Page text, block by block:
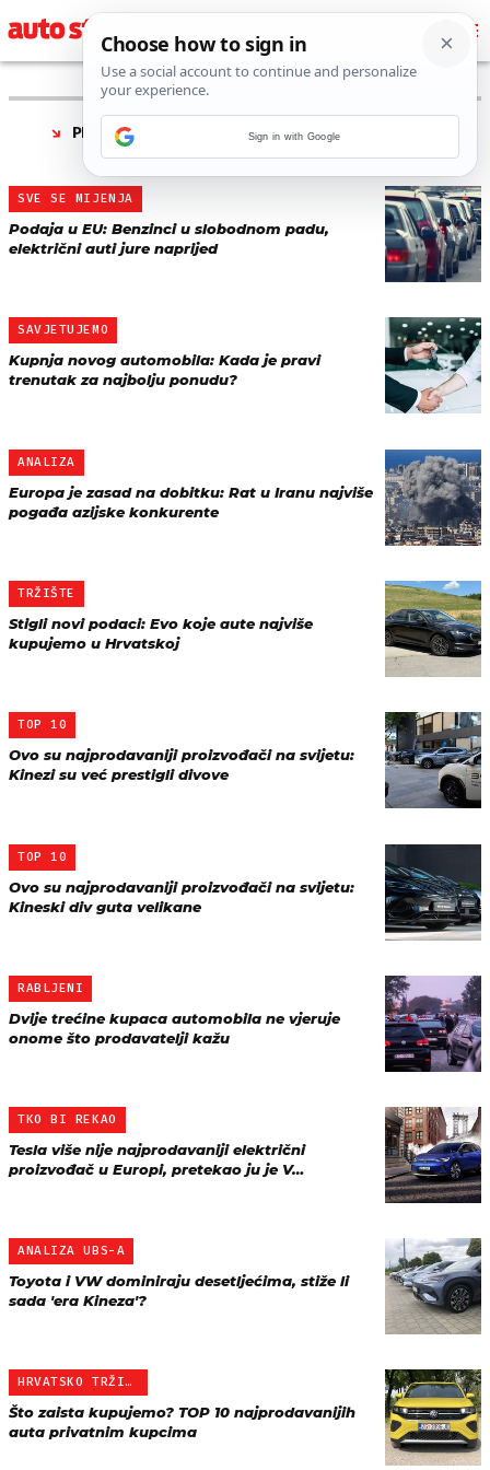
PRONAĐENO 107 REZULTATA ZA TAG “
AUTOMOBILA”
SVE SE MIJENJA
Podaja u EU: Benzinci u slobodnom padu,
električni auti jure naprijed
SAVJETUJEMO
Kupnja novog automobila: Kada je pravi
trenutak za najbolju ponudu?
ANALIZA
Europa je zasad na dobitku: Rat u Iranu najviše
pogađa azijske konkurente
TRŽIŠTE
Stigli novi podaci: Evo koje aute najviše
kupujemo u Hrvatskoj
TOP 10
Ovo su najprodavaniji proizvođači na svijetu:
Kinezi su već prestigli divove
TOP 10
Ovo su najprodavaniji proizvođači na svijetu:
Kineski div guta velikane
RABLJENI
Dvije trećine kupaca automobila ne vjeruje
onome što prodavatelji kažu
TKO BI REKAO
Tesla više nije najprodavaniji električni
proizvođač u Europi, pretekao ju je V…
ANALIZA UBS-A
Toyota i VW dominiraju desetljećima, stiže li
sada 'era Kineza'?
HRVATSKO TRŽIŠTE
Što zaista kupujemo? TOP 10 najprodavanijih
auta privatnim kupcima
Sign in with Google